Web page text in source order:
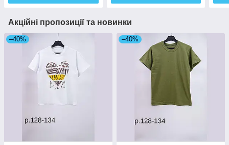
Акційні пропозиції та новинки
–40% –40%